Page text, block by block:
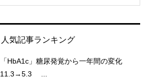
人気記事ランキング
「HbA1c」糖尿発覚から一年間の変化
11.3→5.3 ...